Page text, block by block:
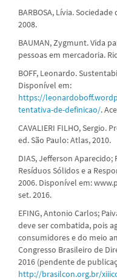
BARBOSA, Lívia.
2008.
BAUMAN, Zygmunt. Vida
pessoas em mercadoria.
BOFF, Leonardo.
Disponível em:
https://
tentativa-de-definicao/.
CAVALIERI FILHO, Sergio.
ed. São Paulo: Atlas, 2010.
DIAS, Jefferson Aparecido;
Resíduos Sólidos e a
2006. Disponível em:
set. 2016.
EFING, Antonio Carlos;
deve ser combatida, pois
consumidores e do meio
Congresso Brasileiro de
2016 (pendente de
http://brasilcon.org.br/